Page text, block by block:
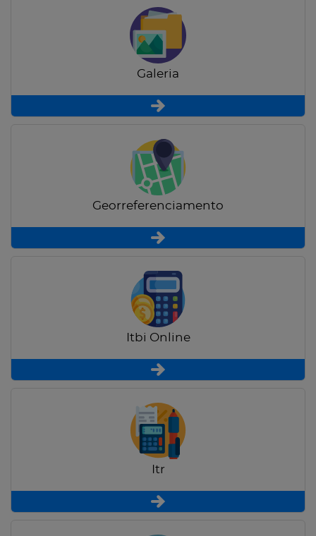
Galeria
Georreferenciamento
Itbi Online
Itr